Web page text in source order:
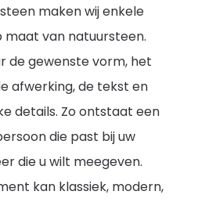
maken wij enkele
van natuursteen.
de gewenste vorm, het
afwerking, de tekst en
details. Zo ontstaat een
die past bij uw
die u wilt meegeven.
kan klassiek, modern,